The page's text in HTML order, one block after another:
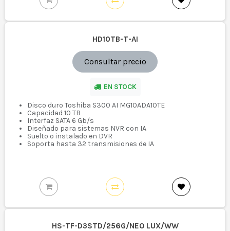
HD10TB-T-AI
Consultar precio
EN STOCK
Disco duro Toshiba S300 AI MG10ADA10TE
Capacidad 10 TB
Interfaz SATA 6 Gb/s
Diseñado para sistemas NVR con IA
Suelto o instalado en DVR
Soporta hasta 32 transmisiones de IA
HS-TF-D3STD/256G/NEO LUX/WW